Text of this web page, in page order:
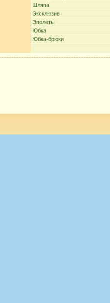
Шляпа
Эксклюзив
Эполеты
Юбка
Юбка-брюки